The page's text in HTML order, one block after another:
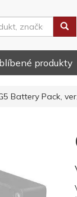
produkty
Battery Pack,